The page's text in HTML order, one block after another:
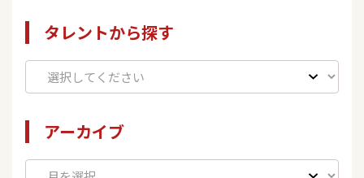
タレントから探す
アーカイブ